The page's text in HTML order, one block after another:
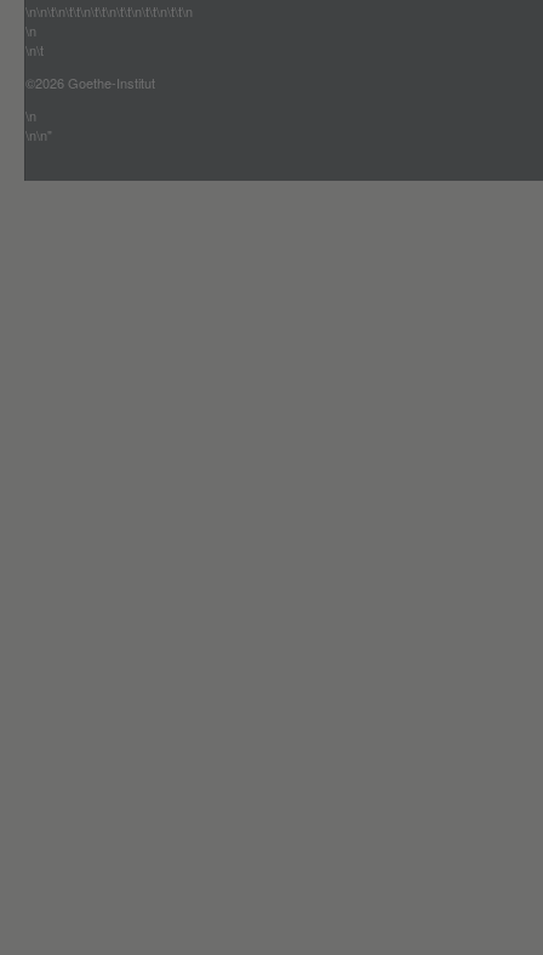
\n\n\t\n\t\t\n\t\t\n\t\t\n\t\t\n\t\t\n
\n
\n\t
©2026 Goethe-Institut
\n
\n\n"